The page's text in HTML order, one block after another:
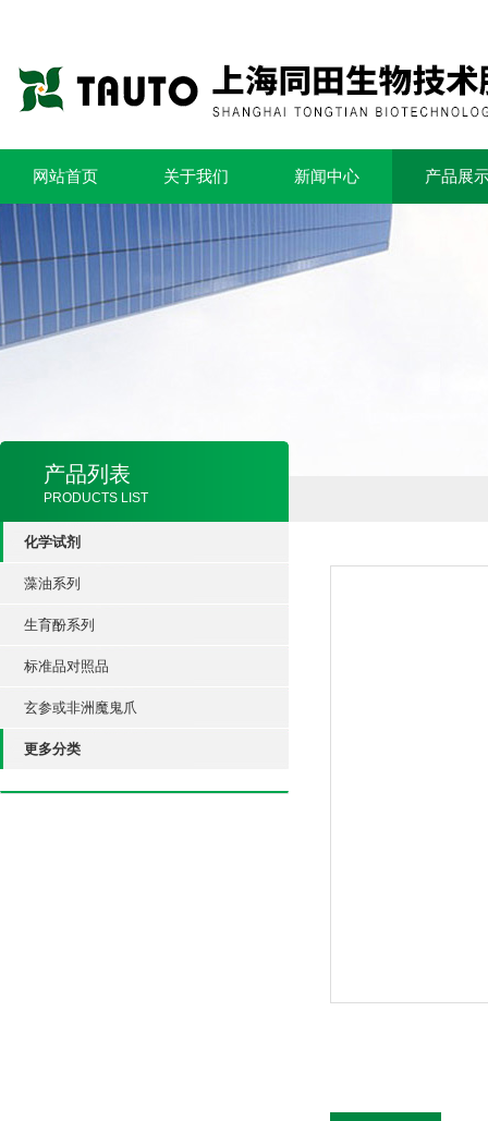
网站首页 关于我们 新闻中心 产品展
产品列表
PRODUCTS LIST
化学试剂
藻油系列
生育酚系列
标准品对照品
玄参或非洲魔鬼爪
更多分类